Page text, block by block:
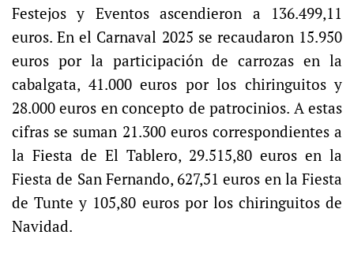
Festejos y Eventos ascendieron a 136.499,11
euros. En el Carnaval 2025 se recaudaron 15.950
euros por la participación de carrozas en la
cabalgata, 41.000 euros por los chiringuitos y
28.000 euros en concepto de patrocinios. A estas
cifras se suman 21.300 euros correspondientes a
la Fiesta de El Tablero, 29.515,80 euros en la
Fiesta de San Fernando, 627,51 euros en la Fiesta
de Tunte y 105,80 euros por los chiringuitos de
Navidad.